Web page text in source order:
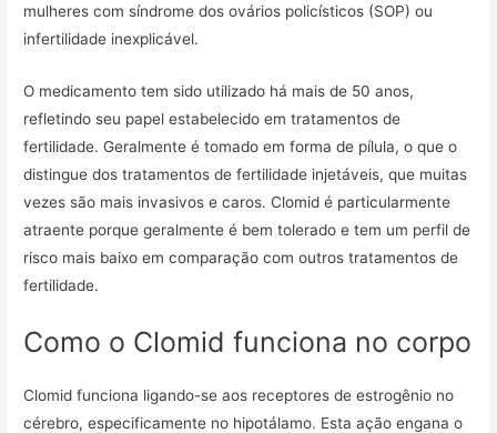
mulheres com síndrome dos ovários policísticos (SOP) ou
infertilidade inexplicável.
O medicamento tem sido utilizado há mais de 50 anos,
refletindo seu papel estabelecido em tratamentos de
fertilidade. Geralmente é tomado em forma de pílula, o que o
distingue dos tratamentos de fertilidade injetáveis, que muitas
vezes são mais invasivos e caros. Clomid é particularmente
atraente porque geralmente é bem tolerado e tem um perfil de
risco mais baixo em comparação com outros tratamentos de
fertilidade.
Como o Clomid funciona no corpo
Clomid funciona ligando-se aos receptores de estrogênio no
cérebro, especificamente no hipotálamo. Esta ação engana o